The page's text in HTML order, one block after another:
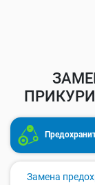
Замена